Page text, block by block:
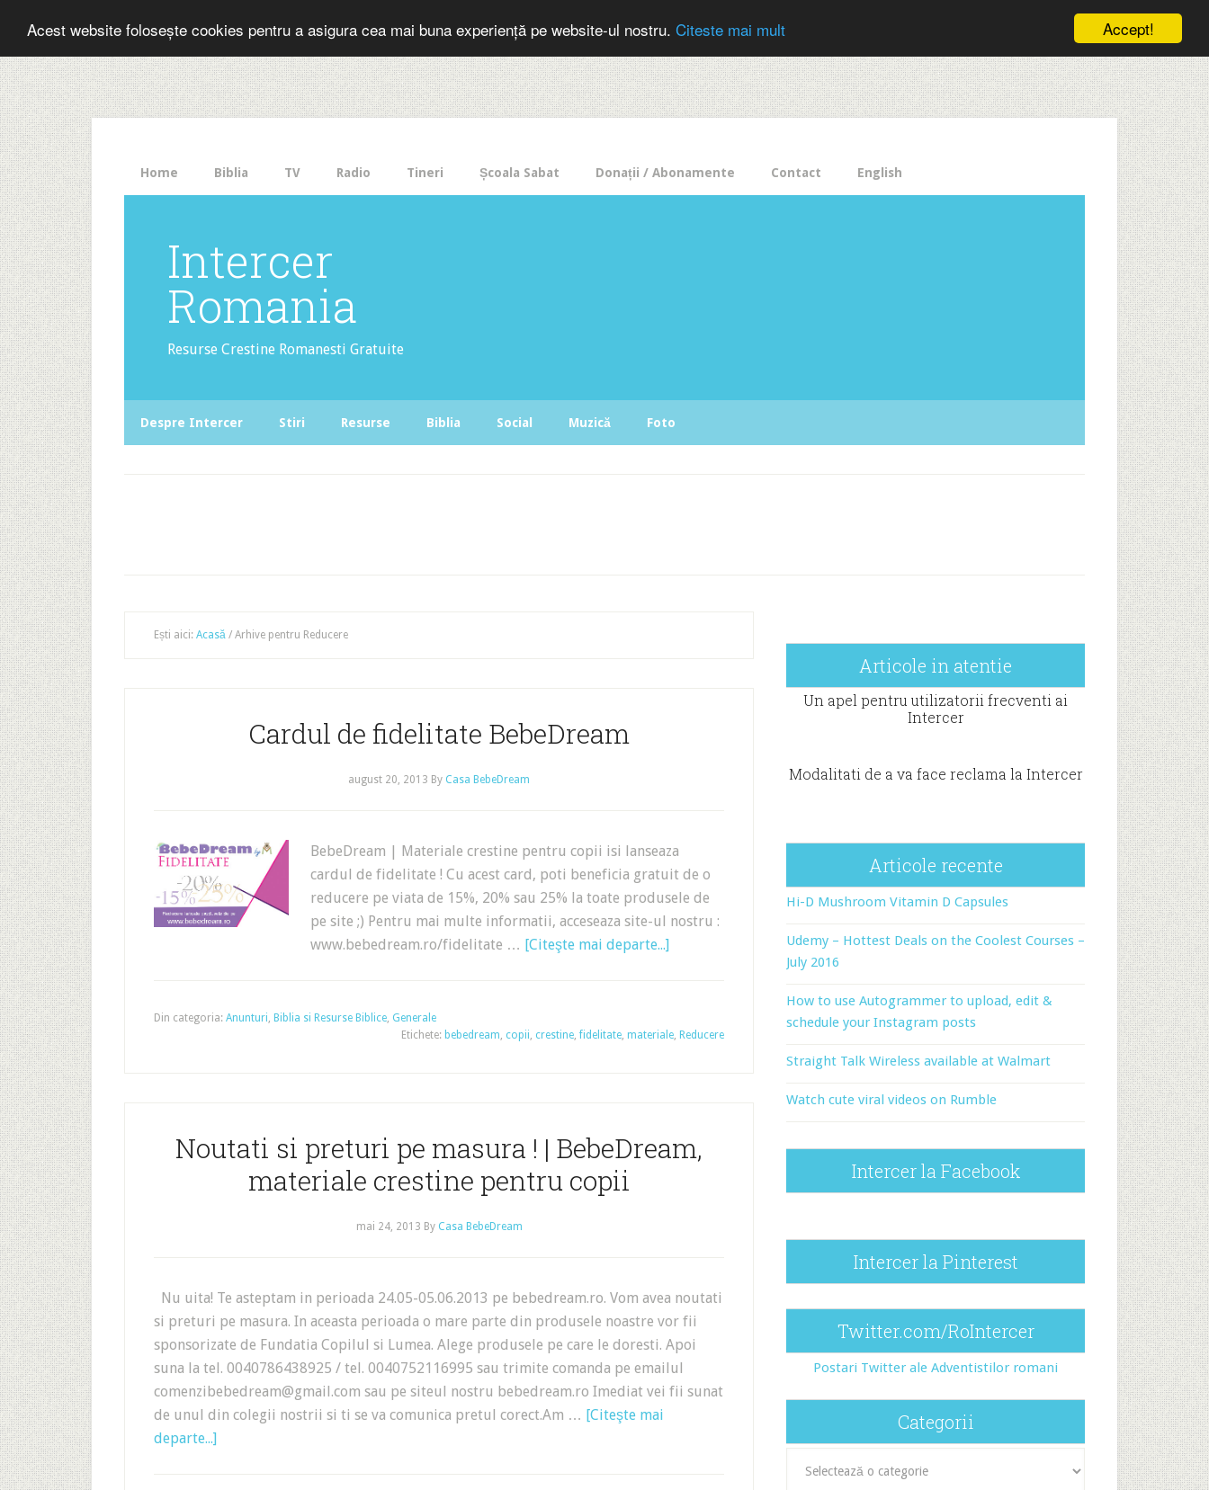
Accept!
Acest website folosește cookies pentru a asigura cea mai buna experiență pe website-ul nostru. Citeste mai mult
The
HelloBar
- a
little
bar
that
gets
noticed!
Home Biblia TV Radio Tineri Școala Sabat Donații / Abonamente Contact English
Intercer
Romania
Resurse Crestine Romanesti Gratuite
Despre Intercer Stiri Resurse Biblia Social Muzică Foto
Ești aici: Acasă / Arhive pentru Reducere
Cardul de fidelitate BebeDream
august 20, 2013 By Casa BebeDream
BebeDream | Materiale crestine pentru copii isi lanseaza
cardul de fidelitate ! Cu acest card, poti beneficia gratuit de o
reducere pe viata de 15%, 20% sau 25% la toate produsele de
pe site ;) Pentru mai multe informatii, acceseaza site-ul nostru :
www.bebedream.ro/fidelitate … [Citeşte mai departe...]
Din categoria: Anunturi, Biblia si Resurse Biblice, Generale
Etichete: bebedream, copii, crestine,fidelitate, materiale, Reducere
Noutati si preturi pe masura ! | BebeDream,
materiale crestine pentru copii
mai 24, 2013 By Casa BebeDream
Nu uita! Te asteptam in perioada 24.05-05.06.2013 pe bebedream.ro. Vom avea noutati
si preturi pe masura. In aceasta perioada o mare parte din produsele noastre vor fii
sponsorizate de Fundatia Copilul si Lumea. Alege produsele pe care le doresti. Apoi
suna la tel. 0040786438925 / tel. 0040752116995 sau trimite comanda pe emailul
comenzibebedream@gmail.com sau pe siteul nostru bebedream.ro Imediat vei fii sunat
de unul din colegii nostrii si ti se va comunica pretul corect.Am … [Citeşte mai
departe...]
Articole in atentie
Un apel pentru utilizatorii frecventi ai
Intercer
Modalitati de a va face reclama la Intercer
Articole recente
Hi-D Mushroom Vitamin D Capsules
Udemy – Hottest Deals on the Coolest Courses –
July 2016
How to use Autogrammer to upload, edit &
schedule your Instagram posts
Straight Talk Wireless available at Walmart
Watch cute viral videos on Rumble
Intercer la Facebook
Intercer la Pinterest
Twitter.com/RoIntercer
Postari Twitter ale Adventistilor romani
Categorii